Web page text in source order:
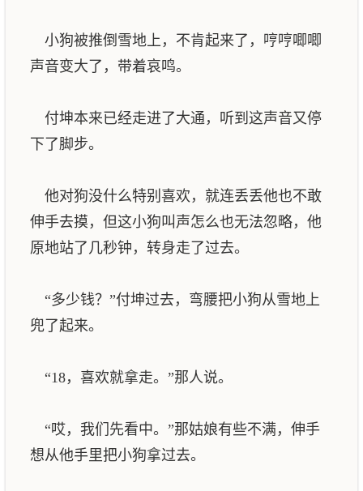
小狗被推倒雪地上，不肯起来了，哼哼唧唧
声音变大了，带着哀鸣。
付坤本来已经走进了大通，听到这声音又停
下了脚步。
他对狗没什么特别喜欢，就连丢丢他也不敢
伸手去摸，但这小狗叫声怎么也无法忽略，他
原地站了几秒钟，转身走了过去。
“多少钱？”付坤过去，弯腰把小狗从雪地上
兜了起来。
“18，喜欢就拿走。”那人说。
“哎，我们先看中。”那姑娘有些不满，伸手
想从他手里把小狗拿过去。